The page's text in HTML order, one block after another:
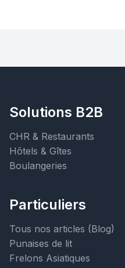
Solutions B2B
CHR & Restaurants
Hôtels & Gîtes
Boulangeries
Particuliers
Tous nos articles (Blog)
Punaises de lit
Frelons Asiatiques